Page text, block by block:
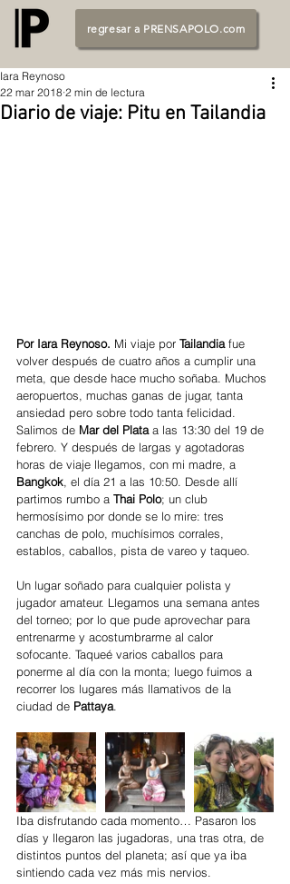
regresar a PRENSAPOLO.com
Diario de viaje: Pitu en Tailandia
Iara Reynoso
22 mar 2018 2 min de lectura
Por Iara Reynoso. Mi viaje por Tailandia fue
volver después de cuatro años a cumplir una
meta, que desde hace mucho soñaba. Muchos
aeropuertos, muchas ganas de jugar, tanta
ansiedad pero sobre todo tanta felicidad.
Salimos de Mar del Plata a las 13:30 del 19 de
febrero. Y después de largas y agotadoras
horas de viaje llegamos, con mi madre, a
Bangkok, el día 21 a las 10:50. Desde allí
partimos rumbo a Thai Polo; un club
hermosísimo por donde se lo mire: tres
canchas de polo, muchísimos corrales,
establos, caballos, pista de vareo y taqueo.
Un lugar soñado para cualquier polista y
jugador amateur. Llegamos una semana antes
del torneo; por lo que pude aprovechar para
entrenarme y acostumbrarme al calor
sofocante. Taqueé varios caballos para
ponerme al día con la monta; luego fuimos a
recorrer los lugares más llamativos de la
ciudad de Pattaya.
Iba disfrutando cada momento… Pasaron los
días y llegaron las jugadoras, una tras otra, de
distintos puntos del planeta; así que ya iba
sintiendo cada vez más mis nervios.